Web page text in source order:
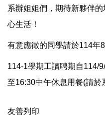
系辦姐姐們，期待新夥伴
心生活！
有意應徵的同學請於114年
114-1學期工讀聘期自114/
至16:30中午休息用餐(請於
友善列印